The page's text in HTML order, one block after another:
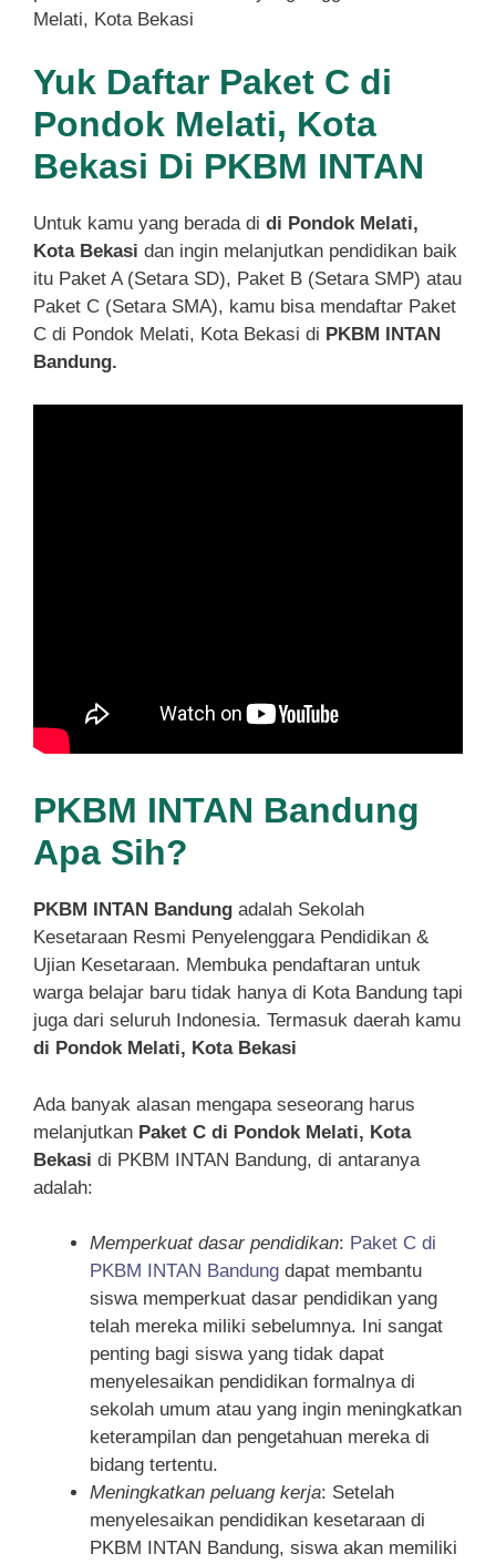
Melati, Kota Bekasi
Yuk Daftar Paket C di
Pondok Melati, Kota
Bekasi Di PKBM INTAN
Untuk kamu yang berada di di Pondok Melati,
Kota Bekasi dan ingin melanjutkan pendidikan baik
itu Paket A (Setara SD), Paket B (Setara SMP) atau
Paket C (Setara SMA), kamu bisa mendaftar Paket
C di Pondok Melati, Kota Bekasi di PKBM INTAN
Bandung.
PKBM INTAN Bandung
Apa Sih?
PKBM INTAN Bandung adalah Sekolah
Kesetaraan Resmi Penyelenggara Pendidikan &
Ujian Kesetaraan. Membuka pendaftaran untuk
warga belajar baru tidak hanya di Kota Bandung tapi
juga dari seluruh Indonesia. Termasuk daerah kamu
di Pondok Melati, Kota Bekasi
Ada banyak alasan mengapa seseorang harus
melanjutkan Paket C di Pondok Melati, Kota
Bekasi di PKBM INTAN Bandung, di antaranya
adalah:
Memperkuat dasar pendidikan: Paket C di
PKBM INTAN Bandung dapat membantu
siswa memperkuat dasar pendidikan yang
telah mereka miliki sebelumnya. Ini sangat
penting bagi siswa yang tidak dapat
menyelesaikan pendidikan formalnya di
sekolah umum atau yang ingin meningkatkan
keterampilan dan pengetahuan mereka di
bidang tertentu.
Meningkatkan peluang kerja: Setelah
menyelesaikan pendidikan kesetaraan di
PKBM INTAN Bandung, siswa akan memiliki